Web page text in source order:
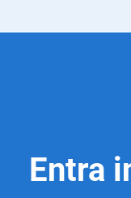
Entra